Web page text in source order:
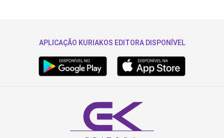
APLICAÇÃO KURIAKOS EDITORA DISPONÍVEL